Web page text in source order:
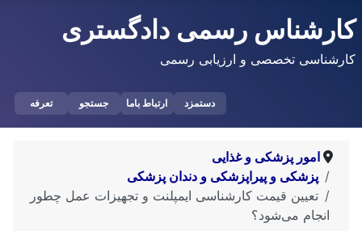
کارشناس رسمی دادگستری
کارشناسی تخصصی و ارزیابی رسمی
دستمزد ارتباط باما جستجو تعرفه
امور پزشکی و غذایی
پزشکی و پیراپزشکی و دندان پزشکی
تعیین قیمت کارشناسی ایمپلنت و تجهیزات عمل چطور
انجام می‌شود؟